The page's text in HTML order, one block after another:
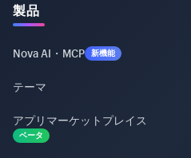
製品
Nova AI・MCP 新機能
テーマ
アプリマーケットプレイス
ベータ